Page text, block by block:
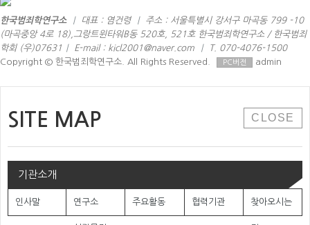
한국범죄학연구소 | 대표 : 염건령 |
주소 : 서울특별시 강서구 마곡동 799 -10
(마곡중앙 4로 18),그랑트윈타워B동 520호, 521호 한국범죄학연구소 / 한국범죄
학회 (우)07631 | E-mail : kicl2001@naver.com |
T. 070-4076-1500
Copyright © 한국범죄학연구소. All Rights Reserved.
PC버전 admin
SITE MAP CLOSE
기관소개
인사말 연구소 주요활동 협력기관 찾아오시는